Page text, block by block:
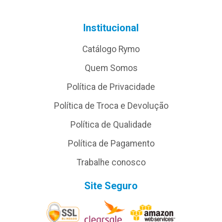
Institucional
Catálogo Rymo
Quem Somos
Política de Privacidade
Política de Troca e Devolução
Política de Qualidade
Política de Pagamento
Trabalhe conosco
Site Seguro